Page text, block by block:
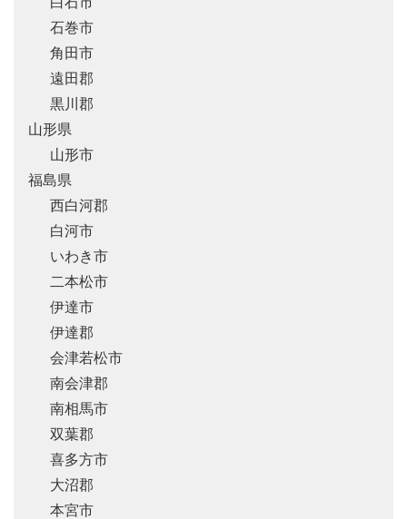
石巻市
角田市
遠田郡
黒川郡
山形県
山形市
福島県
西白河郡
白河市
いわき市
二本松市
伊達市
伊達郡
会津若松市
南会津郡
南相馬市
双葉郡
喜多方市
大沼郡
本宮市